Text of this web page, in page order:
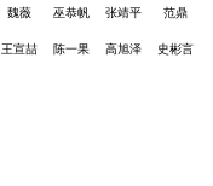
魏薇 巫恭帆 张靖平 范鼎
王宣喆 陈一果 高旭泽 史彬言